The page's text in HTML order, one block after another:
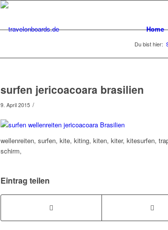
Home
Du bist hier:
surfen jericoacoara brasilien
9. April 2015 /
wellenreiten, surfen, kite, kiting, kiten, kiter, kitesurfen,
schirm,
Eintrag teilen